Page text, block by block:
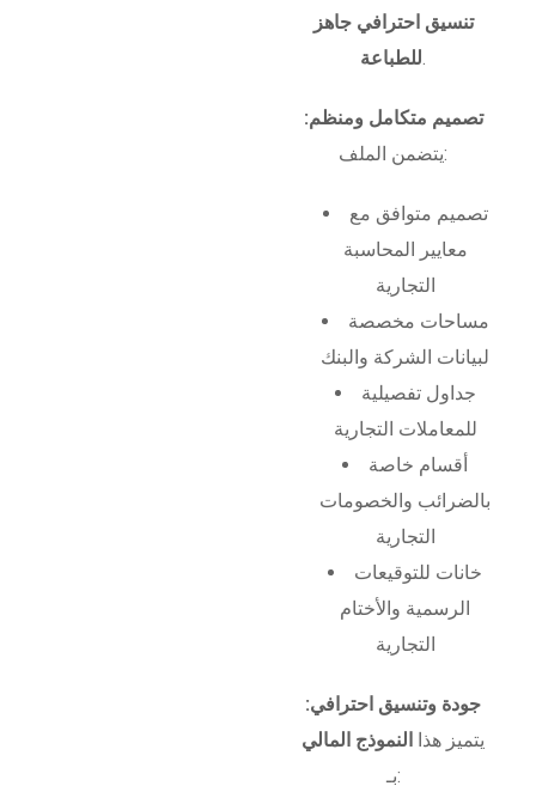
تنسيق احترافي جاهز
للطباعة.
تصميم متكامل ومنظم:
يتضمن الملف:
تصميم متوافق مع
معايير المحاسبة
التجارية
مساحات مخصصة
لبيانات الشركة والبنك
جداول تفصيلية
للمعاملات التجارية
أقسام خاصة
بالضرائب والخصومات
التجارية
خانات للتوقيعات
الرسمية والأختام
التجارية
جودة وتنسيق احترافي:
يتميز هذا
النموذج المالي
بـ: